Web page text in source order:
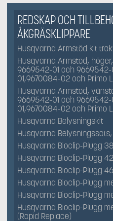
REDSKAP OCH
ÅKGRÄSKLIPPARE
Husqvarna Armstöd kit
Husqvarna Armstöd,
9669542-01 och
01,9670084-02 och Primo L
Husqvarna Armstöd,
9669542-01 och
01,9670084-02 och Primo L
Husqvarna Belysningskit
Husqvarna
Husqvarna Bioclip-Plugg
Husqvarna Bioclip-Plugg
Husqvarna Bioclip-Plugg
Husqvarna Bioclip-Plugg
Husqvarna Bioclip-Plugg
Husqvarna Bioclip-Plugg
(Rapid Replace)